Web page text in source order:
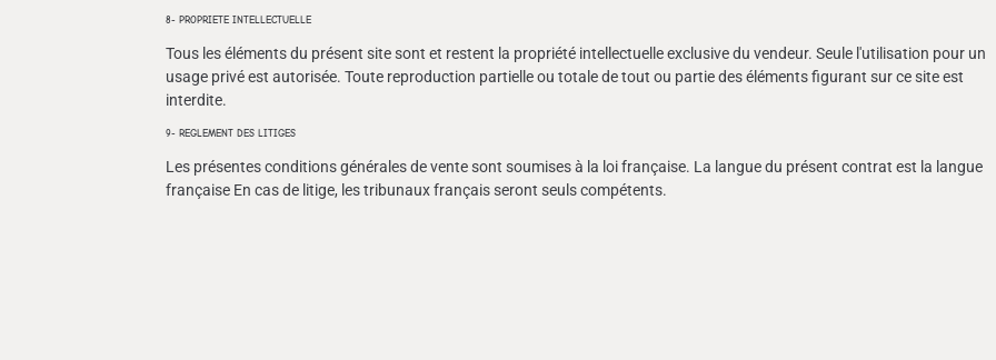
8- PROPRIETE INTELLECTUELLE
Tous les éléments du présent site sont et restent la propriété intellectuelle exclusive du vendeur. Seule l'utilisation pour un
usage privé est autorisée. Toute reproduction partielle ou totale de tout ou partie des éléments figurant sur ce site est
interdite.
9- REGLEMENT DES LITIGES
Les présentes conditions générales de vente sont soumises à la loi française. La langue du présent contrat est la langue
française En cas de litige, les tribunaux français seront seuls compétents.